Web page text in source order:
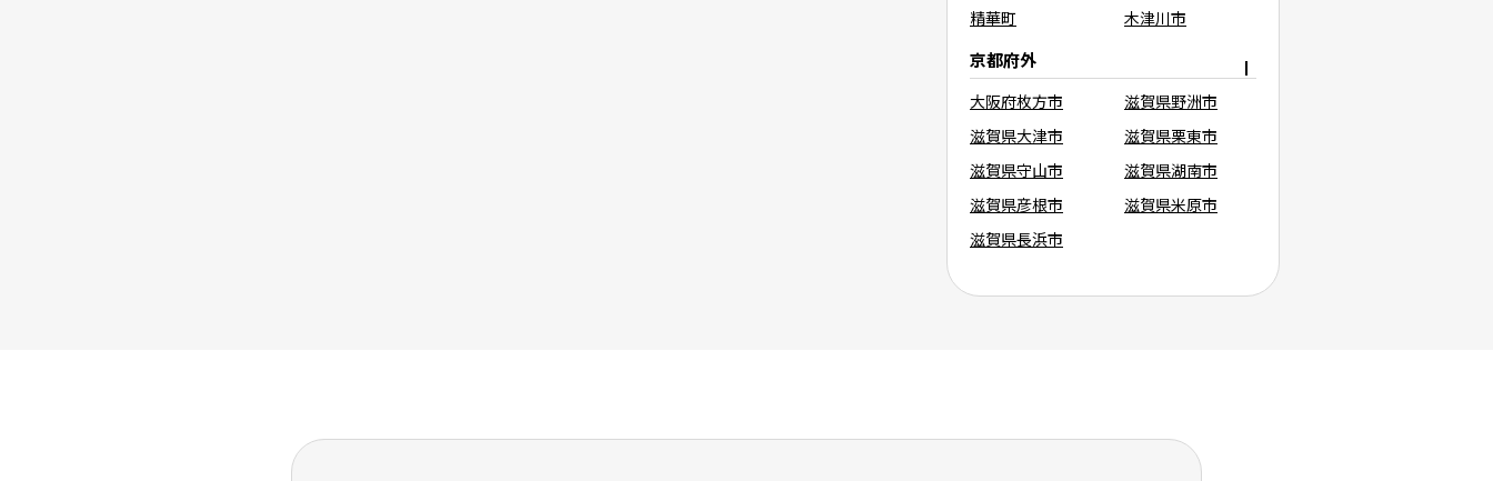
精華町
木津川市
京都府外
大阪府枚方市
滋賀県野洲市
滋賀県大津市
滋賀県栗東市
滋賀県守山市
滋賀県湖南市
滋賀県彦根市
滋賀県米原市
滋賀県長浜市